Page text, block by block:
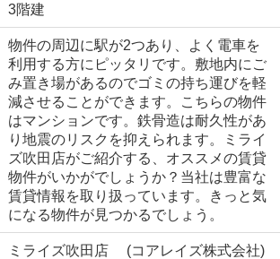
3階建
物件の周辺に駅が2つあり、よく電車を
利用する方にピッタリです。敷地内にご
み置き場があるのでゴミの持ち運びを軽
減させることができます。こちらの物件
はマンションです。鉄骨造は耐久性があ
り地震のリスクを抑えられます。ミライ
ズ吹田店がご紹介する、オススメの賃貸
物件がいかがでしょうか？当社は豊富な
賃貸情報を取り扱っています。きっと気
になる物件が見つかるでしょう。
ミライズ吹田店 (コアレイズ株式会社)